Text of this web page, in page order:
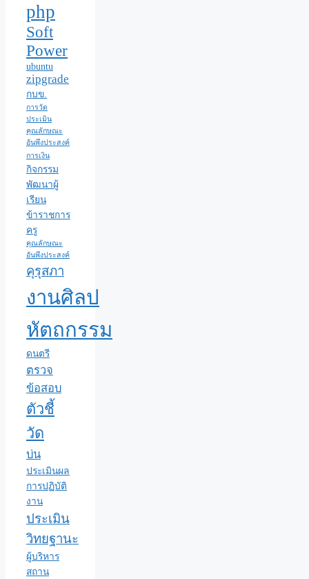
php
Soft
Power
ubuntu
zipgrade
กบข.
การวัด
ประเมิน
คุณลักษณะ
อันพึงประสงค์
การเงิน
กิจกรรม
พัฒนาผู้
เรียน
ข้าราชการ
ครู
คุณลักษณะ
อันพึงประสงค์
คุรุสภา
งานศิลป
หัตถกรรม
ดนตรี
ตรวจ
ข้อสอบ
ตัวชี้
วัด
บ่น
ประเมินผล
การปฏิบัติ
งาน
ประเมิน
วิทยฐานะ
ผู้บริหาร
สถาน